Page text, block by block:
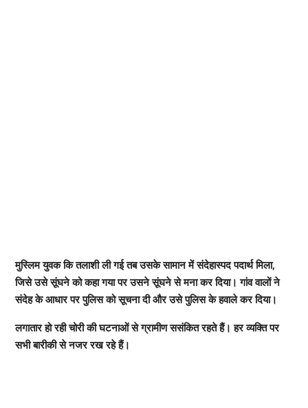
मुस्लिम युवक कि तलाशी ली गई तब उसके सामान में संदेहास्पद पदार्थ मिला,
जिसे उसे सूंघने को कहा गया पर उसने सूंघने से मना कर दिया। गांव वालों ने
संदेह के आधार पर पुलिस को सूचना दी और उसे पुलिस के हवाले कर दिया।
लगातार हो रही चोरी की घटनाओं से ग्रामीण ससंकित रहते हैं। हर व्यक्ति पर
सभी बारीकी से नजर रख रहे हैं।